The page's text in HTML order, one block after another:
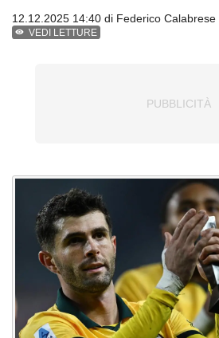
12.12.2025 14:40 di Federico Calabrese
VEDI LETTURE